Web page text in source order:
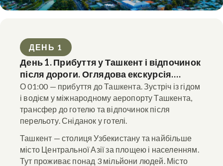
ДЕНЬ 1
День 1. Прибуття у Ташкент і відпочинок
після дороги. Оглядова екскурсія.
Ночівля в Ташкенті
О 01:00 — прибуття до Ташкента. Зустріч із гідом
і водієм у міжнародному аеропорту Ташкента,
трансфер до готелю та відпочинок після
перельоту. Сніданок у готелі.
Ташкент — столиця Узбекистану та найбільше
місто Центральної Азії за площею і населенням.
Тут проживає понад 3 мільйони людей. Місто